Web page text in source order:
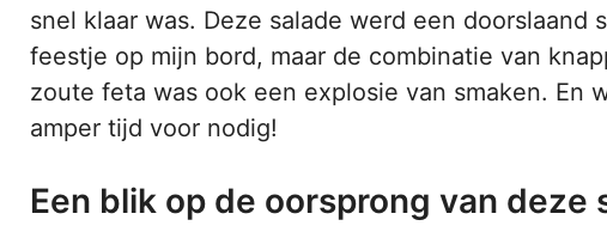
snel klaar was. Deze salade werd een
feestje op mijn bord, maar de combinatie van
zoute feta was ook een explosie van smaken. En
amper tijd voor nodig!
Een blik op de oorsprong van deze